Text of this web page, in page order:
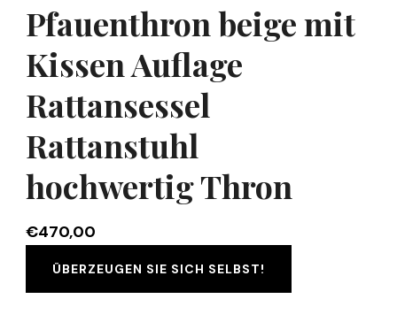
Pfauenthron beige mit
Kissen Auflage
Rattansessel
Rattanstuhl
hochwertig Thron
€470,00
ÜBERZEUGEN SIE SICH SELBST!